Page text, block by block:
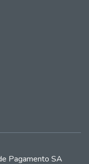
Pagamento SA